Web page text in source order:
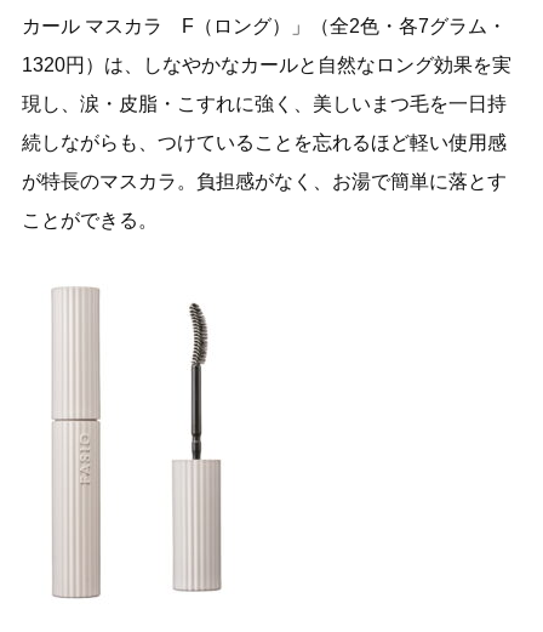
カール マスカラ F（ロング）」（全2色・各7グラム・
1320円）は、しなやかなカールと自然なロング効果を実
現し、涙・皮脂・こすれに強く、美しいまつ毛を一日持
続しながらも、つけていることを忘れるほど軽い使用感
が特長のマスカラ。負担感がなく、お湯で簡単に落とす
ことができる。